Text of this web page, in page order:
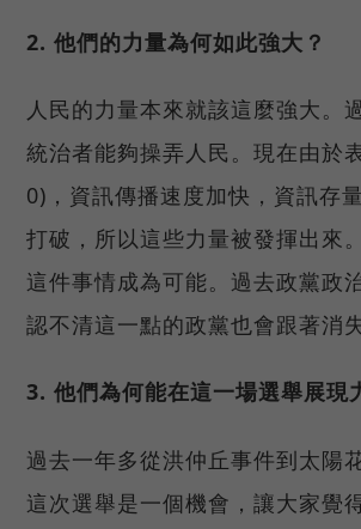
2. 他們的力量為何如此強大？
人民的力量本來就該這麼強大。
統治者能夠操弄人民。現在由
0)，資訊傳播速度加快，資訊存
打破，所以這些力量被發揮出來
這件事情成為可能。過去政黨政
認不清這一點的政黨也會跟著消
3. 他們為何能在這一場選舉展現
過去一年多從洪仲丘事件到太陽
這次選舉是一個機會，讓大家覺